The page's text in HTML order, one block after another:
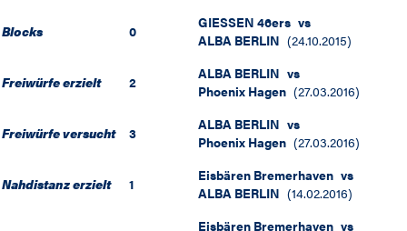
Blocks 0 GIESSEN 46ers vs
ALBA BERLIN (24.10.2015)
Freiwürfe erzielt 2 ALBA BERLIN vs
Phoenix Hagen (27.03.2016)
Freiwürfe versucht 3 ALBA BERLIN vs
Phoenix Hagen (27.03.2016)
Nahdistanz erzielt 1 Eisbären Bremerhaven vs
ALBA BERLIN (14.02.2016)
Eisbären Bremerhaven vs